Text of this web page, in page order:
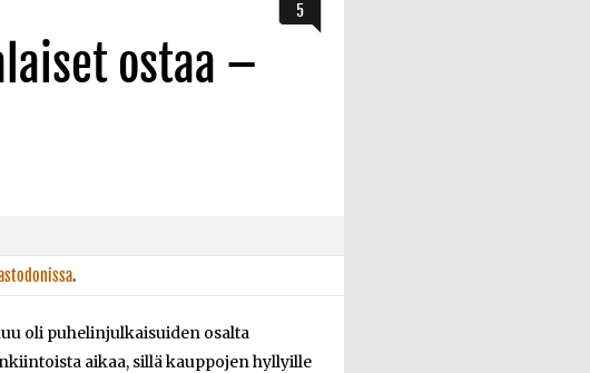
ostaa –
5
.
oli puhelinjulkaisuiden osalta
aikaa, sillä kauppojen hyllyille